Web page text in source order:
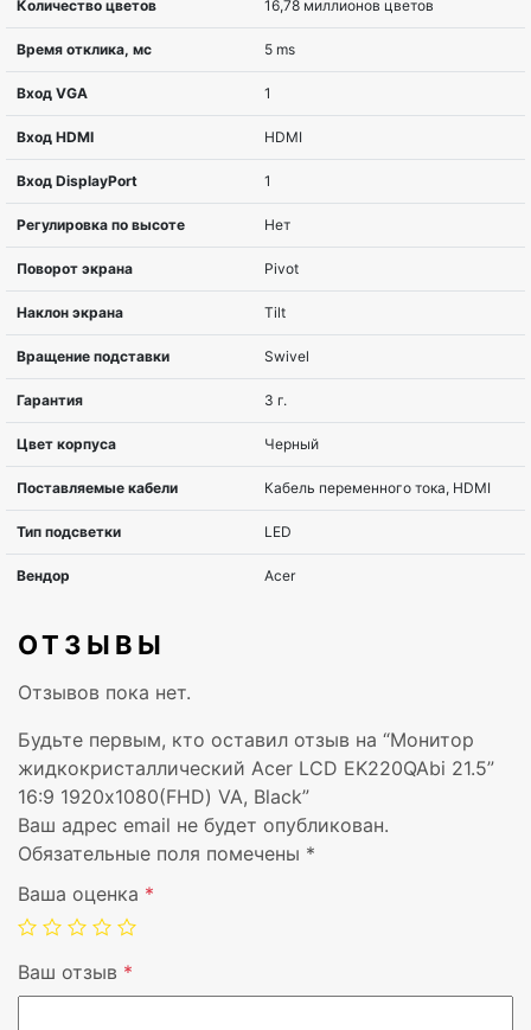
Диагональ
Соотношение сторон 16:9
Разрешение
Тип матрицы
Изогнутый экран Плоский
Покрытие экрана
Яркость, cd/m2 250 cd/m?
Угол обзора по горизонтали 178°
Время отклика, мс
Вход VGA
Вход HDMI
Вход DisplayPort
ОТЗЫВЫ
Отзывов пока нет.
Будьте первым, кто оставил отзыв на “Монитор
жидкокристаллический Acer LCD EK220QAbi 21.5”
16:9 1920х1080(FHD) VA, Black”
Ваш адрес email не будет опубликован.
Обязательные поля помечены *
Ваша оценка *
Ваш отзыв *